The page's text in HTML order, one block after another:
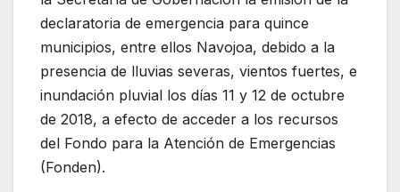
declaratoria de emergencia para quince
municipios, entre ellos Navojoa, debido a la
presencia de lluvias severas, vientos fuertes, e
inundación pluvial los días 11 y 12 de octubre
de 2018, a efecto de acceder a los recursos
del Fondo para la Atención de Emergencias
(Fonden).